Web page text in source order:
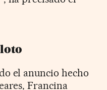
el anuncio hecho
Francina